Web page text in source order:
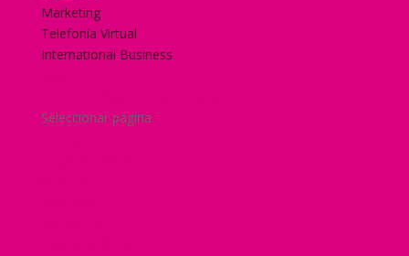
Marketing
Telefonía Virtual
International Business
Seleccionar página